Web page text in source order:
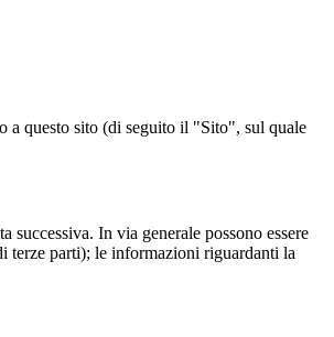
a questo sito (di seguito il "Sito", sul quale
In via generale possono essere
terze parti); le informazioni riguardanti la